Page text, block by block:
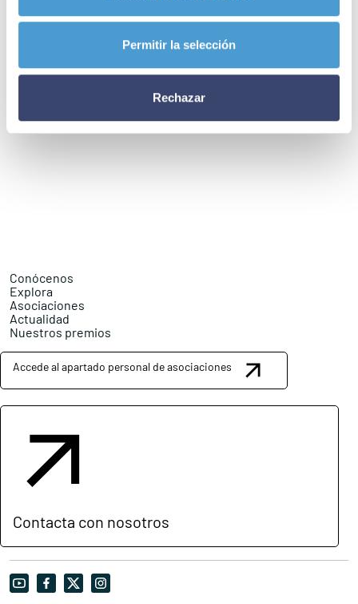
Permitir la selección
Rechazar
Conócenos
Explora
Asociaciones
Actualidad
Nuestros premios
Accede al apartado personal de asociaciones
Contacta con nosotros